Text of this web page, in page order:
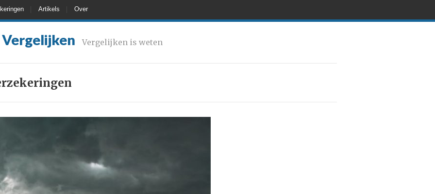
Artikels Over
Vergelijken is weten